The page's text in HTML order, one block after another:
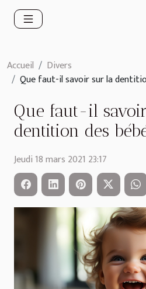
Accueil
Divers
Que faut-il savoir sur la
Que faut-il
dentition des
Jeudi 18 mars 2021 23:17